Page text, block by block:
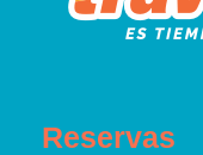
Reservas